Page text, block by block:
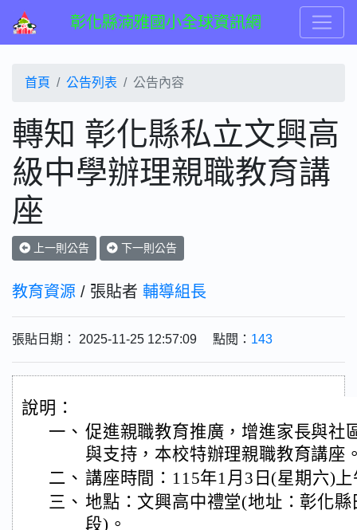
彰化縣湳雅國小全球資訊網
首頁 公告列表 公告內容
轉知 彰化縣私立文興高
級中學辦理親職教育講
座
上一則公告 下一則公告
教育資源 / 張貼者 輔導組長
張貼日期： 2025-11-25 12:57:09 點閱： 143
說明：
一、 促進親職教育推廣，增進家長與社
與支持，本校特辦理親職教育講座
二、 講座時間：115年1月3日(星期六)
三、 地點：文興高中禮堂(地址：彰化
段)。